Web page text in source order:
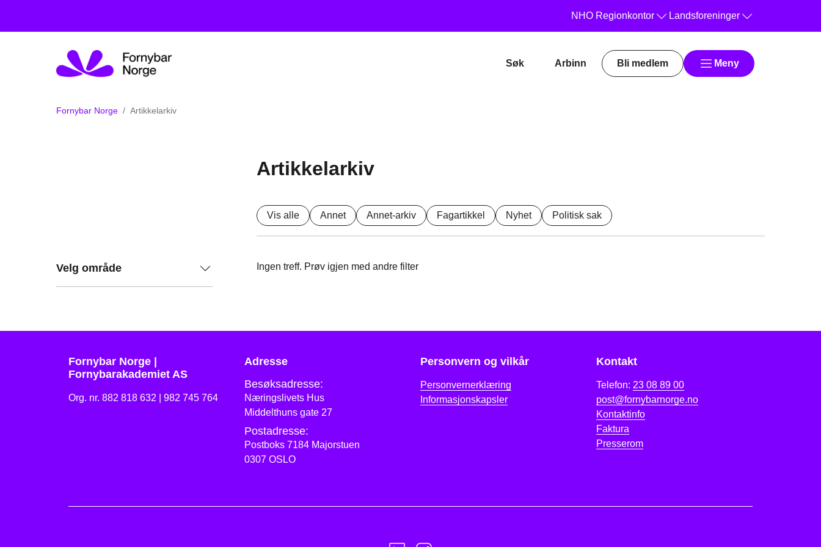
NHO Regionkontor Landsforeninger
Søk Arbinn Bli medlem Meny
Fornybar Norge Artikkelarkiv
Artikkelarkiv
Vis alle Annet Annet-arkiv Fagartikkel Nyhet Politisk sak
Velg område Ingen treff. Prøv igjen med andre filter
Fornybar Norge |
Fornybarakademiet AS
Org. nr. 882 818 632 | 982 745 764
Adresse
Besøksadresse:
Næringslivets Hus
Middelthuns gate 27
Postadresse:
Postboks 7184 Majorstuen
0307 OSLO
Personvern og vilkår
Personvernerklæring
Informasjonskapsler
Kontakt
Telefon: 23 08 89 00
post@fornybarnorge.no
Kontaktinfo
Faktura
Presserom